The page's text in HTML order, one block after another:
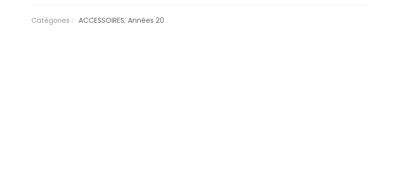
20
Catégories : ACCESSOIRES, Années 20